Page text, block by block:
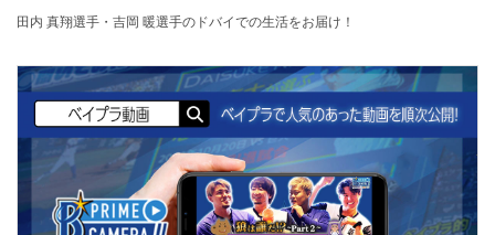
田内 真翔選手・吉岡 暖選手のドバイでの生活をお届け！